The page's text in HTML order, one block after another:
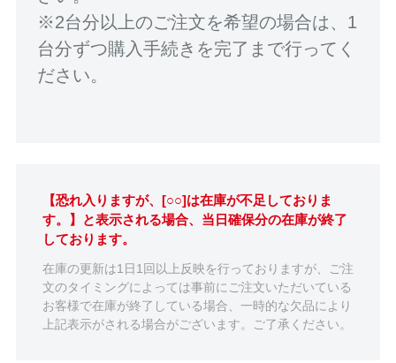
※2台分以上のご注文を希望の場合は、1
台分ずつ購入手続きを完了まで行ってく
ださい。
【恐れ入りますが、[○○]は在庫が不足しておりま
す。】と表示される場合、当日確保分の在庫が終了
しております。
在庫の更新は1日1回以上反映を行っておりますが、ご注
文のタイミングによっては事前にご注文いただいている
お客様で在庫が終了している場合、一時的な欠品により
上記表示がされる場合がございます。ご了承ください。